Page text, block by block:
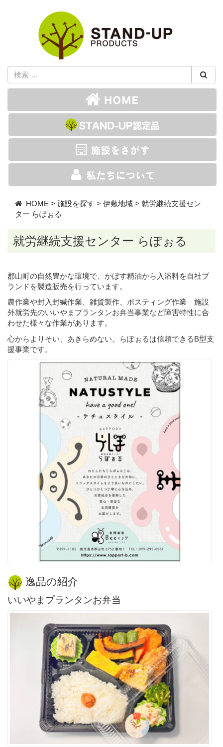
HOME > 施設を探す > 伊敷地域> 就労継続支援セン
ター らぽぉる
就労継続支援センター らぽぉる
郡山町の自然豊かな環境で、かぼす精油から入浴料を自社ブ
ランドを製造販売を行っています。
農作業や封入封緘作業、雑貨製作、ポスティング作業 施設
外就労先のいいやまプランタンお弁当事業など障害特性に合
わせた様々な作業があります。
心からよりそい、あきらめない。らぽぉるは信頼できるB型支
援事業です。
逸品の紹介
いいやまプランタンお弁当